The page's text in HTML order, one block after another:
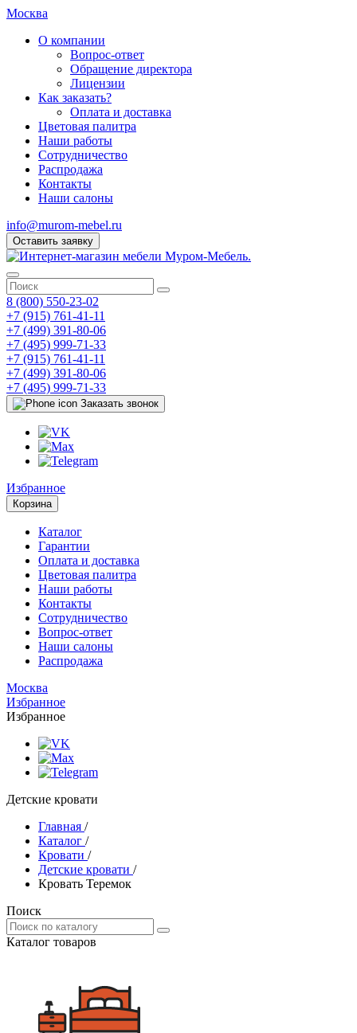
Москва
О компании
Вопрос-ответ
Обращение директора
Лицензии
Как заказать?
Оплата и доставка
Цветовая палитра
Наши работы
Сотрудничество
Распродажа
Контакты
Наши салоны
info@murom-mebel.ru
Оставить заявку
8 (800) 550-23-02
+7 (915) 761-41-11
+7 (499) 391-80-06
+7 (495) 999-71-33
+7 (915) 761-41-11
+7 (499) 391-80-06
+7 (495) 999-71-33
Заказать звонок
Избранное
Корзина
Каталог
Гарантии
Оплата и доставка
Цветовая палитра
Наши работы
Контакты
Сотрудничество
Вопрос-ответ
Наши салоны
Распродажа
Москва
Избранное
Избранное
Детские кровати
Главная /
Каталог /
Кровати /
Детские кровати /
Кровать Теремок
Поиск
Каталог товаров